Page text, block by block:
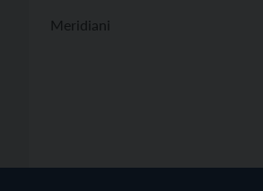
Meridiani